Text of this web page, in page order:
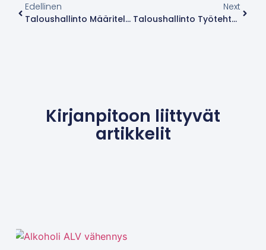
Edellinen
Taloushallinto Määritelmä
Next
Taloushallinto Työtehtävät
Kirjanpitoon liittyvät
artikkelit